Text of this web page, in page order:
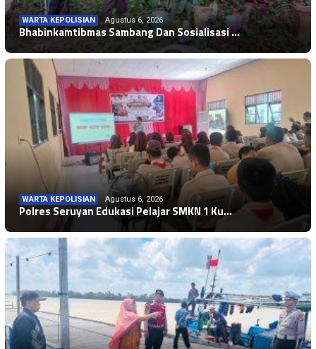
WARTA KEPOLISIAN Agustus 6, 2026
Bhabinkamtibmas Sambang Dan Sosialisasi …
WARTA KEPOLISIAN Agustus 6, 2026
Polres Seruyan Edukasi Pelajar SMKN 1 Ku…